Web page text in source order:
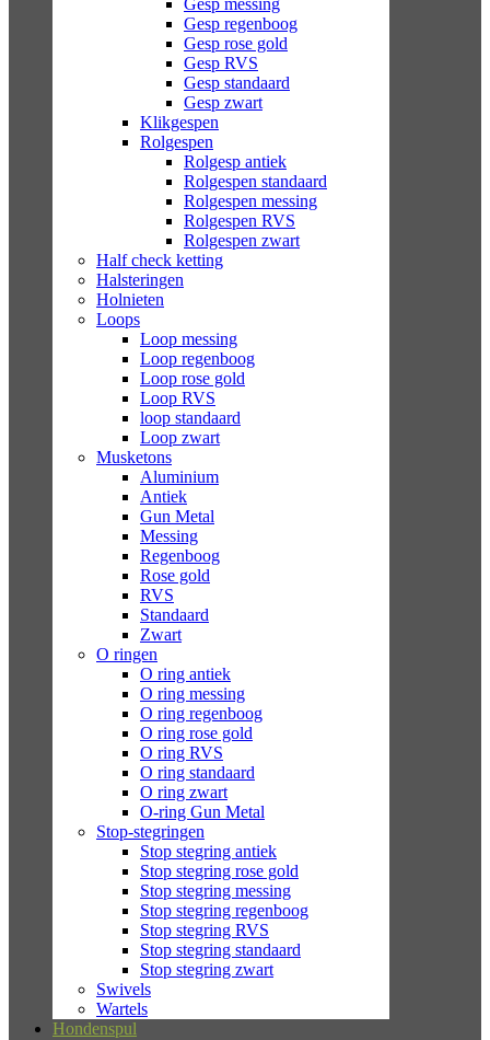
Gesp messing
Gesp regenboog
Gesp rose gold
Gesp RVS
Gesp standaard
Gesp zwart
Klikgespen
Rolgespen
Rolgesp antiek
Rolgespen standaard
Rolgespen messing
Rolgespen RVS
Rolgespen zwart
Half check ketting
Halsteringen
Holnieten
Loops
Loop messing
Loop regenboog
Loop rose gold
Loop RVS
loop standaard
Loop zwart
Musketons
Aluminium
Antiek
Gun Metal
Messing
Regenboog
Rose gold
RVS
Standaard
Zwart
O ringen
O ring antiek
O ring messing
O ring regenboog
O ring rose gold
O ring RVS
O ring standaard
O ring zwart
O-ring Gun Metal
Stop-stegringen
Stop stegring antiek
Stop stegring rose gold
Stop stegring messing
Stop stegring regenboog
Stop stegring RVS
Stop stegring standaard
Stop stegring zwart
Swivels
Wartels
Hondenspul